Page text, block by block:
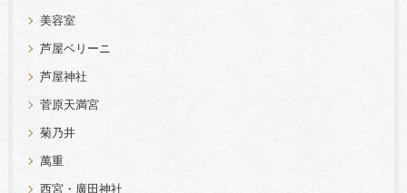
美容室
芦屋ベリーニ
芦屋神社
菅原天満宮
菊乃井
萬重
西宮・廣田神社